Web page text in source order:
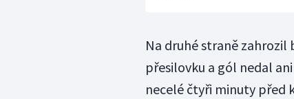
Na druhé straně zahrozil
přesilovku a gól nedal
necelé čtyři minuty před